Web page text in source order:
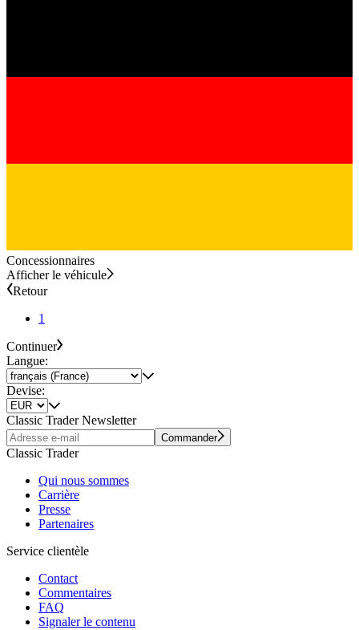
Concessionnaires
Afficher le véhicule
Retour
1
Continuer
Langue:
Devise:
Classic Trader Newsletter
Commander
Classic Trader
Qui nous sommes
Carrière
Presse
Partenaires
Service clientèle
Contact
Commentaires
FAQ
Signaler le contenu